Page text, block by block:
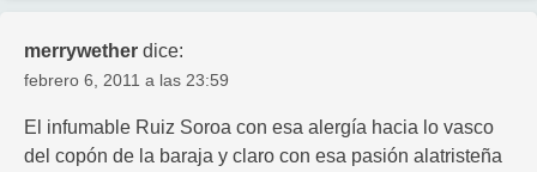
merrywether dice:
febrero 6, 2011 a las 23:59
El infumable Ruiz Soroa con esa alergía hacia lo vasco
del copón de la baraja y claro con esa pasión alatristeña